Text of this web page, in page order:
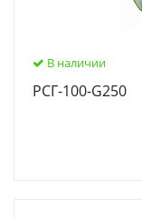
В наличии
РСГ-100-G250